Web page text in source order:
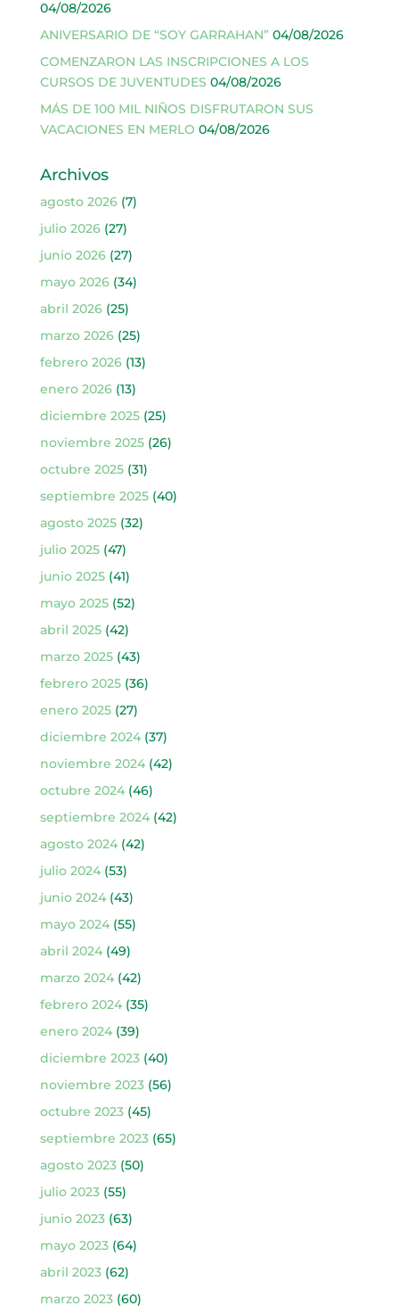
04/08/2026
ANIVERSARIO DE “SOY GARRAHAN” 04/08/2026
COMENZARON LAS INSCRIPCIONES A LOS
CURSOS DE JUVENTUDES 04/08/2026
MÁS DE 100 MIL NIÑOS DISFRUTARON SUS
VACACIONES EN MERLO 04/08/2026
Archivos
agosto 2026(7)
julio 2026(27)
junio 2026(27)
mayo 2026(34)
abril 2026(25)
marzo 2026(25)
febrero 2026(13)
enero 2026(13)
diciembre 2025(25)
noviembre 2025(26)
octubre 2025(31)
septiembre 2025(40)
agosto 2025(32)
julio 2025(47)
junio 2025(41)
mayo 2025(52)
abril 2025(42)
marzo 2025(43)
febrero 2025(36)
enero 2025(27)
diciembre 2024(37)
noviembre 2024(42)
octubre 2024(46)
septiembre 2024(42)
agosto 2024(42)
julio 2024(53)
junio 2024(43)
mayo 2024(55)
abril 2024(49)
marzo 2024(42)
febrero 2024(35)
enero 2024(39)
diciembre 2023(40)
noviembre 2023(56)
octubre 2023(45)
septiembre 2023(65)
agosto 2023(50)
julio 2023(55)
junio 2023(63)
mayo 2023(64)
abril 2023(62)
marzo 2023(60)